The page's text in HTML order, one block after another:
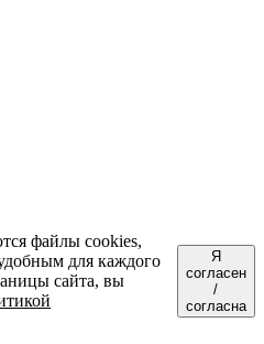
файлы cookies,
для каждого
сайта, вы
Я
согласен
/
согласна